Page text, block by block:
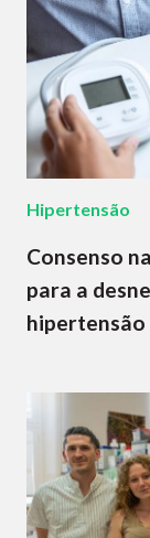
Hipertensão
Consenso
para a